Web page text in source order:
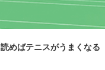
読めばテニスがうまくな